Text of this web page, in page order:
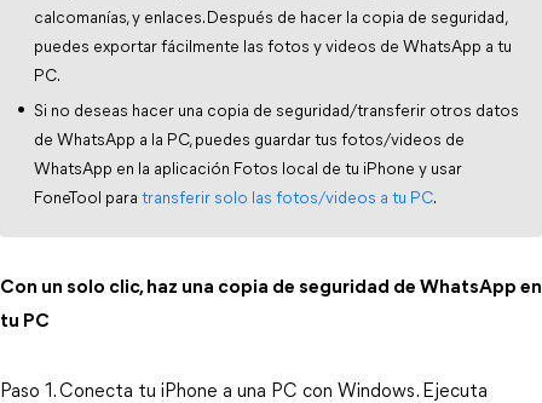
calcomanías, y enlaces. Después de hacer la copia de seguridad,
puedes exportar fácilmente las fotos y videos de WhatsApp a tu
PC.
Si no deseas hacer una copia de seguridad/transferir otros datos
de WhatsApp a la PC, puedes guardar tus fotos/videos de
WhatsApp en la aplicación Fotos local de tu iPhone y usar
FoneTool para transferir solo las fotos/videos a tu PC.
Con un solo clic, haz una copia de seguridad de WhatsApp en
tu PC
Paso 1. Conecta tu iPhone a una PC con Windows. Ejecuta